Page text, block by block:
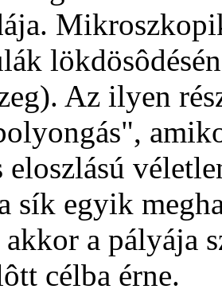
Az ilyen
eloszlású
sík egyik
a pályája
célba érne.